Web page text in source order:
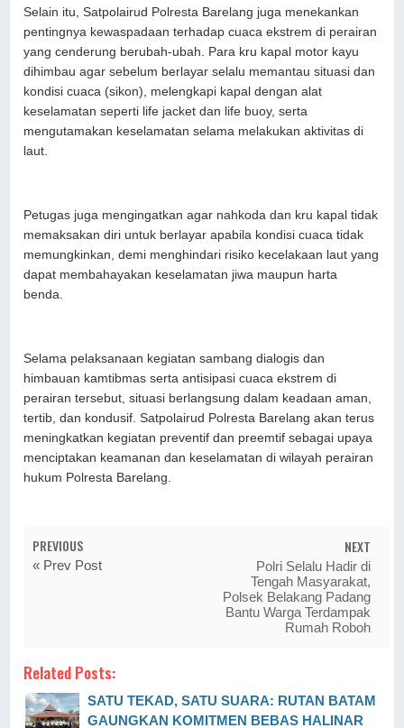
Selain itu, Satpolairud Polresta Barelang juga menekankan
pentingnya kewaspadaan terhadap cuaca ekstrem di perairan
yang cenderung berubah-ubah. Para kru kapal motor kayu
dihimbau agar sebelum berlayar selalu memantau situasi dan
kondisi cuaca (sikon), melengkapi kapal dengan alat
keselamatan seperti life jacket dan life buoy, serta
mengutamakan keselamatan selama melakukan aktivitas di
laut.
Petugas juga mengingatkan agar nahkoda dan kru kapal tidak
memaksakan diri untuk berlayar apabila kondisi cuaca tidak
memungkinkan, demi menghindari risiko kecelakaan laut yang
dapat membahayakan keselamatan jiwa maupun harta
benda.
Selama pelaksanaan kegiatan sambang dialogis dan
himbauan kamtibmas serta antisipasi cuaca ekstrem di
perairan tersebut, situasi berlangsung dalam keadaan aman,
tertib, dan kondusif. Satpolairud Polresta Barelang akan terus
meningkatkan kegiatan preventif dan preemtif sebagai upaya
menciptakan keamanan dan keselamatan di wilayah perairan
hukum Polresta Barelang.
PREVIOUS
« Prev Post
NEXT
Polri Selalu Hadir di
Tengah Masyarakat,
Polsek Belakang Padang
Bantu Warga Terdampak
Rumah Roboh
Related Posts:
SATU TEKAD, SATU SUARA: RUTAN BATAM
GAUNGKAN KOMITMEN BEBAS HALINAR